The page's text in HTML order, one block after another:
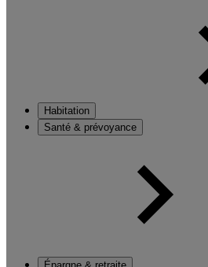
Habitation
Santé & prévoyance